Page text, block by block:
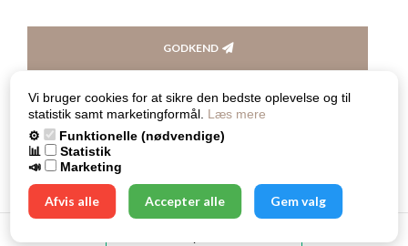
GODKEND
Vi bruger cookies for at sikre den bedste oplevelse og til
statistik samt marketingformål. Læs mere
⚙️
Funktionelle (nødvendige)
📊
Statistik
📣
Marketing
Afvis alle Accepter alle
Gem valg